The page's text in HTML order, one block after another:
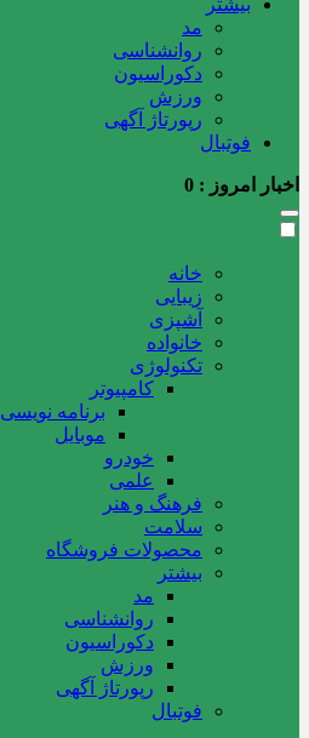
بیشتر
مد
روانشناسی
دکوراسیون
ورزش
رپورتاژ آگهی
فوتبال
اخبار امروز : 0
خانه
زیبایی
آشپزی
خانواده
تکنولوژی
کامپیوتر
برنامه نویسی
موبایل
خودرو
علمی
فرهنگ و هنر
سلامت
محصولات فروشگاه
بیشتر
مد
روانشناسی
دکوراسیون
ورزش
رپورتاژ آگهی
فوتبال